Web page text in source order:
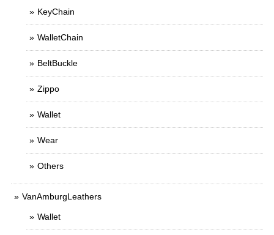
KeyChain
WalletChain
BeltBuckle
Zippo
Wallet
Wear
Others
VanAmburgLeathers
Wallet